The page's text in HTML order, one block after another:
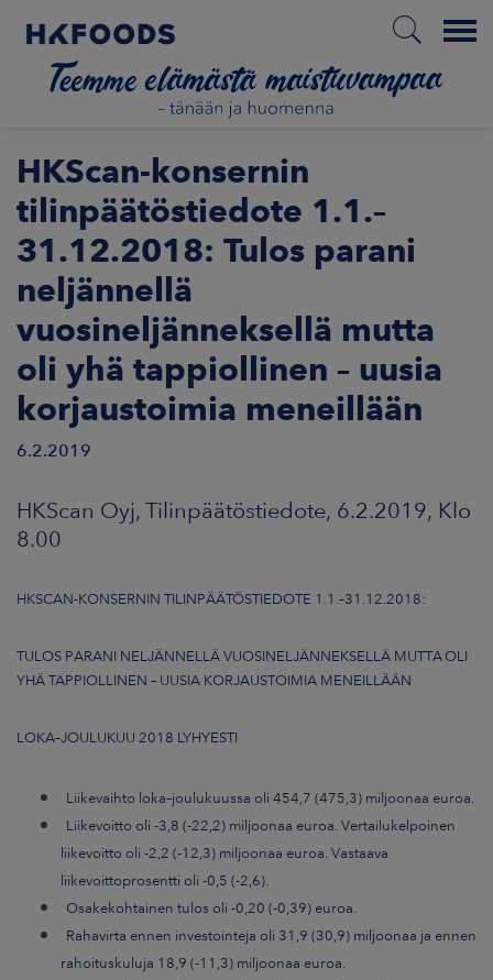
Menu
ETUSIVU
MEISTÄ
HKScan-konsernin
tilinpäätöstiedote 1.1.–
31.12.2018: Tulos parani
neljännellä
vuosineljänneksellä mutta
oli yhä tappiollinen – uusia
korjaustoimia meneillään
6.2.2019
HKScan Oyj, Tilinpäätöstiedote, 6.2.2019, Klo
8.00
HKSCAN-KONSERNIN TILINPÄÄTÖSTIEDOTE 1.1.–31.12.2018:
TULOS PARANI NELJÄNNELLÄ VUOSINELJÄNNEKSELLÄ MUTTA OLI
YHÄ TAPPIOLLINEN – UUSIA KORJAUSTOIMIA MENEILLÄÄN
LOKA–JOULUKUU 2018 LYHYESTI
Liikevaihto loka–joulukuussa oli 454,7 (475,3) miljoonaa euroa.
Liikevoitto oli -3,8 (-22,2) miljoonaa euroa. Vertailukelpoinen
liikevoitto oli -2,2 (-12,3) miljoonaa euroa. Vastaava
liikevoittoprosentti oli -0,5 (-2,6).
Osakekohtainen tulos oli -0,20 (-0,39) euroa.
Rahavirta ennen investointeja oli 31,9 (30,9) miljoonaa ja ennen
rahoituskuluja 18,9 (-11,3) miljoonaa euroa.